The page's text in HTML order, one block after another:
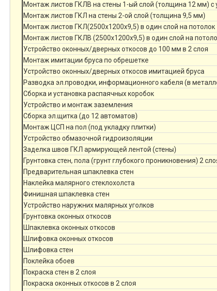
Монтаж листов ГКЛВ на стены 1-ый слой (толщина 12 мм) с
Монтаж листов ГКЛ на стены 2-ой слой (толщина 9,5 мм)
Монтаж листов ГКЛ(2500х1200х9,5) в один слой на потолок
Монтаж листов ГКЛВ (2500х1200х9,5) в один слой на
Устройство оконных/дверных откосов до 100 мм в 2 слоя
Монтаж имитации бруса по обрешетке
Устройство оконных/дверных откосов имитацией бруса
Разводка эл.проводки, информационного кабеля (в
Сборка и установка распаячных коробок
Устройство и монтаж заземления
Сборка эл.щитка (до 12 автоматов)
Монтаж ЦСП на пол (под укладку плитки)
Устройство обмазочной гидроизоляции
Заделка швов ГКЛ армирующей лентой (стены)
Грунтовка стен, пола (грунт глубокого проникновения) 2
Предварительная шпаклевка стен
Наклейка малярного стеклохолста
Финишная шпаклевка стен
Устройство наружних малярных уголков
Грунтовка оконных откосов
Шпаклевка оконных откосов
Шлифовка оконных откосов
Шлифовка стен
Поклейка обоев
Покраска стен в 2 слоя
Покраска оконных откосов в 2 слоя